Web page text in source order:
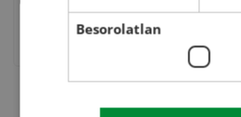
Besorolatlan